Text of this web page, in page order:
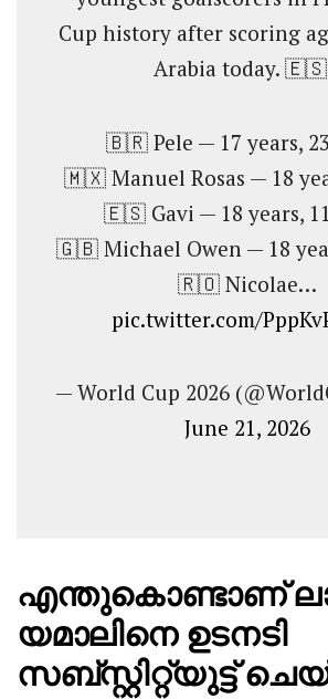
Cup history after scoring
Arabia today.
🇧🇷 Pele — 17 years,
🇲🇽 Manuel Rosas — 18
🇪🇸 Gavi — 18 years,
🇬🇧 Michael Owen — 18
🇷🇴 Nicolae…
pic.twitter.com/
— World Cup 2026
June 21, 2026
എന്തുകൊണ്ടാണ്
യമാലിനെ ഉടനടി
സബ്സ്റ്റിറ്റ്യുട്ട്